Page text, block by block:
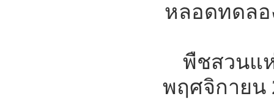
หลอดทดล
พืชสวนแ
พฤศจิกายน